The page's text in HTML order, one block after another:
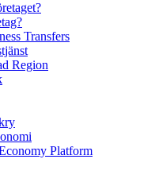
Transfers
Region
Platform